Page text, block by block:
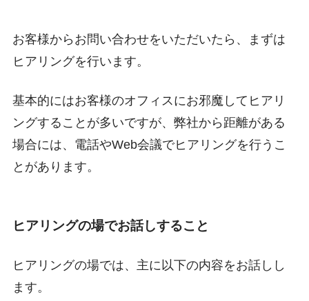
お客様からお問い合わせをいただいたら、まずは
ヒアリングを行います。
基本的にはお客様のオフィスにお邪魔してヒアリ
ングすることが多いですが、弊社から距離がある
場合には、電話やWeb会議でヒアリングを行うこ
とがあります。
ヒアリングの場でお話しすること
ヒアリングの場では、主に以下の内容をお話しし
ます。